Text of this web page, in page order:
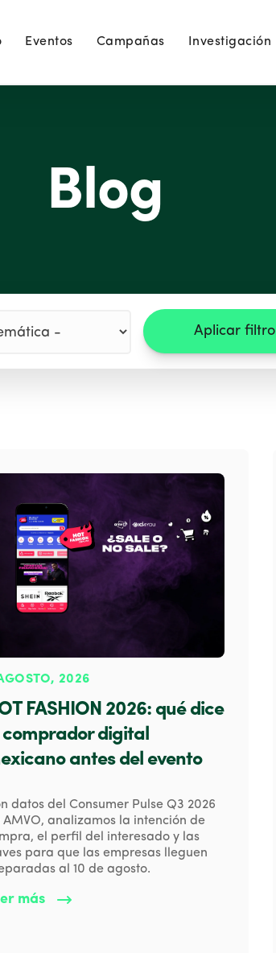
Eventos Campañas Investigación
Blog
Aplicar filtro
2026
FASHION 2026: qué dice
comprador digital
antes del evento
datos del Consumer Pulse Q3 2026
AMVO, analizamos la intención de
el perfil del interesado y las
para que las empresas lleguen
al 10 de agosto.
más